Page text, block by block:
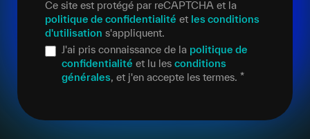
Ce site est protégé par reCAPTCHA et la
politique de confidentialité et les conditions
d'utilisation s'appliquent.
J'ai pris connaissance de la politique de
confidentialité et lu les conditions
générales, et j'en accepte les termes. *